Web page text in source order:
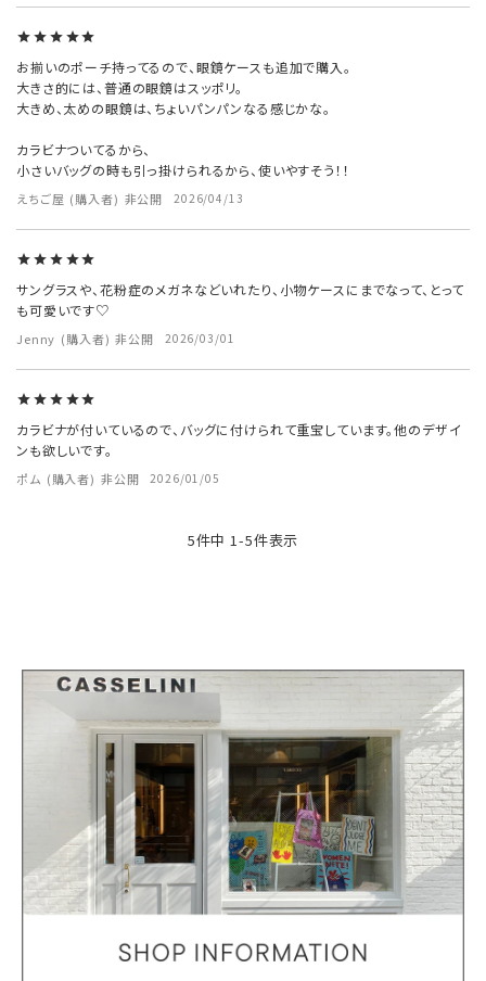
えちご屋 購入者 非公開 2026/04/13
お揃いのポーチ持ってるので、眼鏡ケースも追加で購入。
大きさ的には、普通の眼鏡はスッポリ。
大きめ、太めの眼鏡は、ちょいパンパンなる感じかな。
カラビナついてるから、
小さいバッグの時も引っ掛けられるから、使いやすそう！！
Jenny 購入者 非公開 2026/03/01
サングラスや、花粉症のメガネなどいれたり、小物ケースにまでなって、とって
も可愛いです♡
ポム 購入者 非公開 2026/01/05
カラビナが付いているので、バッグに付けられて重宝しています。他のデザイ
ンも欲しいです。
5件中 1 -5件表示